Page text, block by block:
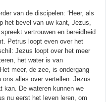
van de discipelen: ‘Heer, als
het bevel van uw kant, Jezus,
vertrouwen en bereidheid
Petrus loopt even over het
Jezus loopt over het meer
het water is van
meer, de zee, is ondergang
ons alles over vertellen. Jezus
kan. De wateren kunnen we
nu eerst het leven leren, om